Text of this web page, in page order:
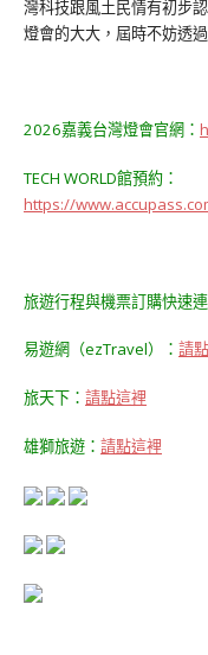
灣科技跟風土民情有初步
燈會的大大，屆時不妨透
2026嘉義台灣燈會官網：
TECH WORLD館預約：
https://
旅遊行程與機票訂購快速連
易遊網（ezTravel）： 請
旅天下： 請點這裡
雄獅旅遊： 請點這裡